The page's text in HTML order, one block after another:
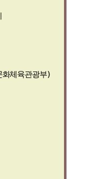
화체육관광부)